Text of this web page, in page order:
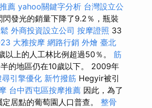
薦 yahoo關鍵字分析 台灣設立公
發光的銷量下降了9.2％，瓶裝
外商投資設立公司 按摩證照 33
大雅按摩 網路行銷 外燴 臺北
上的人工林比例超過50％。 筋
的地區仍在10歲以下。 2009年
尋引擎優化 新竹撥筋 Hegyir被引
台中西屯區按摩推薦 因此，為了
居點的葡萄園人口普查。 整骨